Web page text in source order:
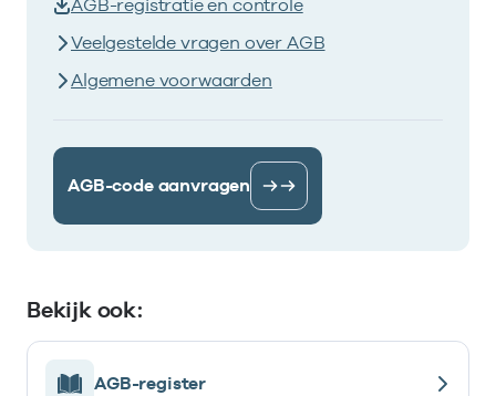
AGB-registratie en controle
Veelgestelde vragen over AGB
Algemene voorwaarden
AGB-code aanvragen
Bekijk ook:
AGB-register